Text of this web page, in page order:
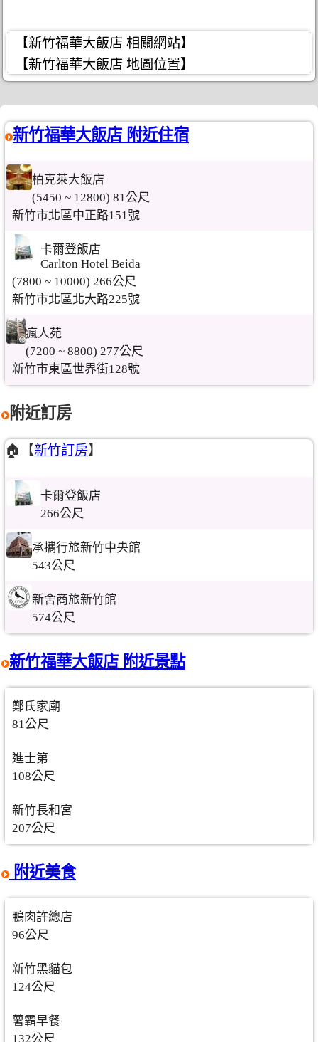
【新竹福華大飯店 相關網站】
【新竹福華大飯店 地圖位置】
新竹福華大飯店 附近住宿
柏克萊大飯店
(5450 ~ 12800) 81公尺
新竹市北區中正路151號
卡爾登飯店
Carlton Hotel Beida
(7800 ~ 10000) 266公尺
新竹市北區北大路225號
瘋人苑
(7200 ~ 8800) 277公尺
新竹市東區世界街128號
附近訂房
🏠【新竹訂房】
卡爾登飯店
266公尺
承攜行旅新竹中央館
543公尺
新舍商旅新竹館
574公尺
新竹福華大飯店 附近景點
鄭氏家廟
81公尺
進士第
108公尺
新竹長和宮
207公尺
附近美食
鴨肉許總店
96公尺
新竹黑貓包
124公尺
薯霸早餐
132公尺